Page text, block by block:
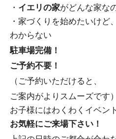
・ イエリの家がどんな家な
・家づくりを始めたいけ
わからない
駐車場完備！
ご予約不要！
（ご予約いただけると、
ご案内がよりスムーズです）
お子様にはわくわくイベン
お気軽にご来場下さい！